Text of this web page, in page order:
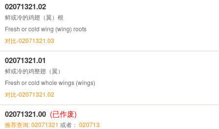
02071321.02
鲜或冷的鸡翅（翼）根
Fresh or cold wing (wing) roots
对比-02071321.03
02071321.01
鲜或冷的鸡整翅（翼）
Fresh or cold whole wings (wings)
对比-02071321.02
02071321.00 (已作废)
推荐查询: 02071321 或者： 020713